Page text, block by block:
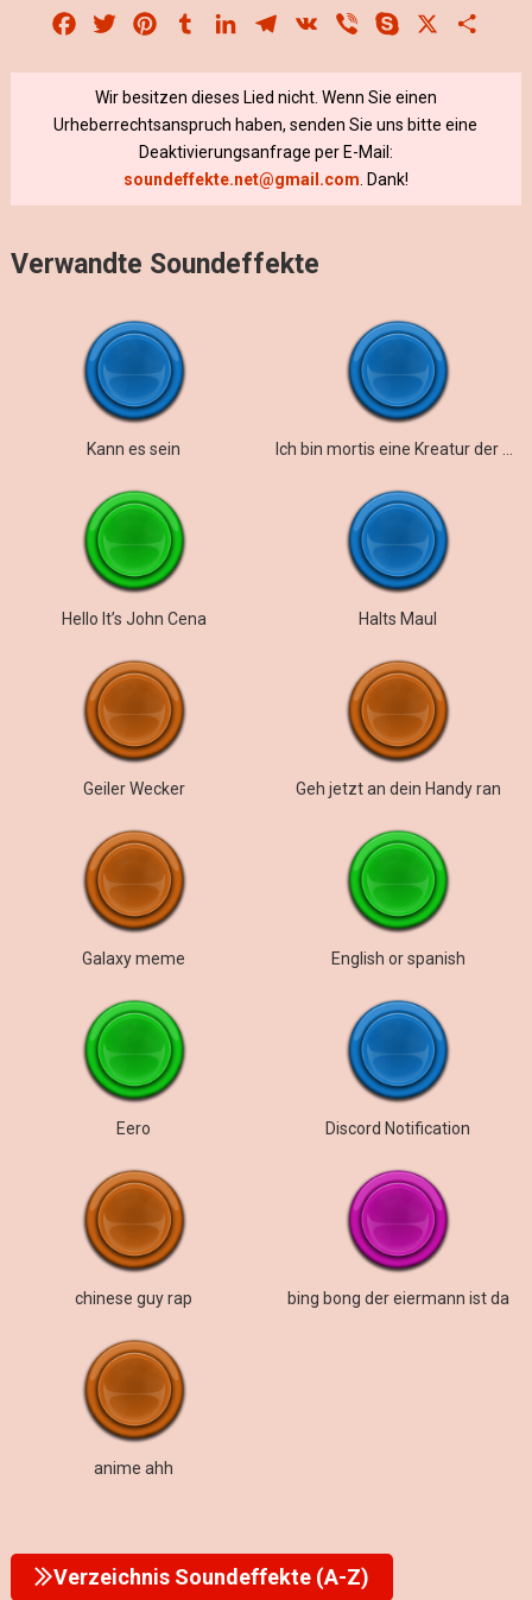
Facebook
Twitter PinterestTumblrLinkedInTelegram
VK Viber Skype
Wir besitzen dieses Lied nicht. Wenn Sie einen
Urheberrechtsanspruch haben, senden Sie uns bitte eine
Deaktivierungsanfrage per E-Mail:
soundeffekte.net@gmail.com . Dank!
Verwandte Soundeffekte
Kann es sein
Hello It’s John Cena Halts Maul
Geiler Wecker Geh jetzt an dein Handy ran
Galaxy meme English or spanish
Eero Discord Notification
chinese guy rap bing bong der eiermann ist da
anime ahh
Verzeichnis Soundeffekte (A-Z)